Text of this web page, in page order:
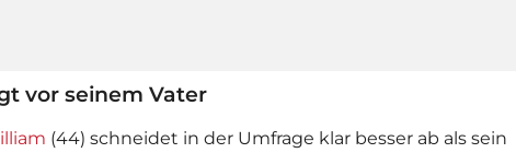
vor seinem Vater
(44) schneidet in der Umfrage klar besser ab als sein